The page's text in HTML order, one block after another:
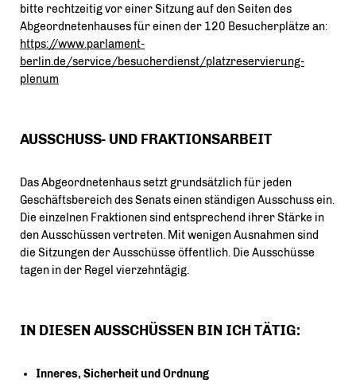
bitte rechtzeitig vor einer Sitzung auf den Seiten des
Abgeordnetenhauses für einen der 120 Besucherplätze an:
https://www.parlament-
berlin.de/service/besucherdienst/platzreservierung-
plenum
AUSSCHUSS- UND FRAKTIONSARBEIT
Das Abgeordnetenhaus setzt grundsätzlich für jeden
Geschäftsbereich des Senats einen ständigen Ausschuss ein.
Die einzelnen Fraktionen sind entsprechend ihrer Stärke in
den Ausschüssen vertreten. Mit wenigen Ausnahmen sind
die Sitzungen der Ausschüsse öffentlich. Die Ausschüsse
tagen in der Regel vierzehntägig.
IN DIESEN AUSSCHÜSSEN BIN ICH TÄTIG:
Inneres, Sicherheit und Ordnung